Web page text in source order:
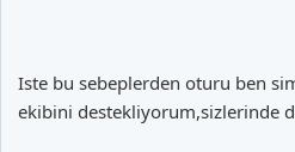
Iste bu sebeplerden oturu ben
ekibini destekliyorum,sizlerinde